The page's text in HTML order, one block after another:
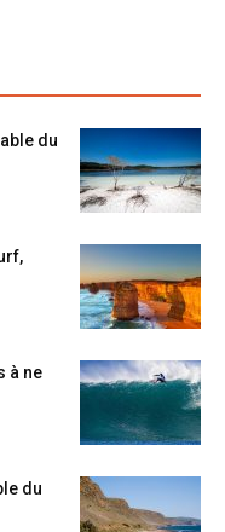
du
à ne
du